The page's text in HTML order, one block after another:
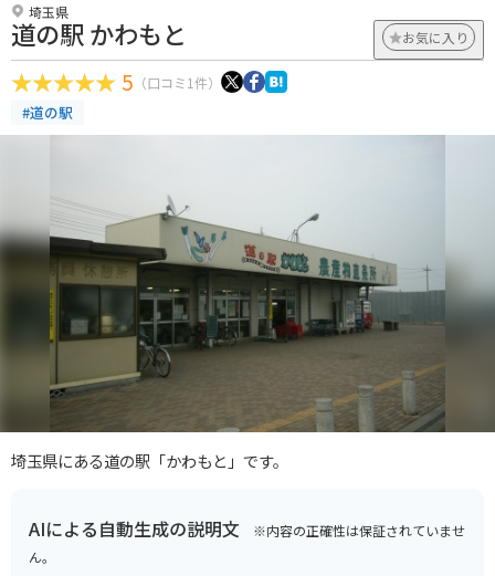
埼玉県
道の駅 かわもと お気に入り
5 （口コミ1件）
#道の駅
埼玉県にある道の駅「かわもと」です。
AIによる自動生成の説明文 ※内容の正確性は保証されていませ
ん。